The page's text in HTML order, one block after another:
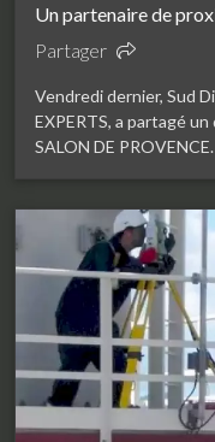
Un partenaire de
Partager
Vendredi dernier, Sud
EXPERTS, a partagé
SALON DE PROVENCE.